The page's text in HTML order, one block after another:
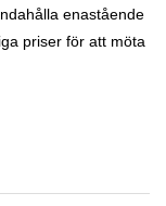
enastående
priser för att möta